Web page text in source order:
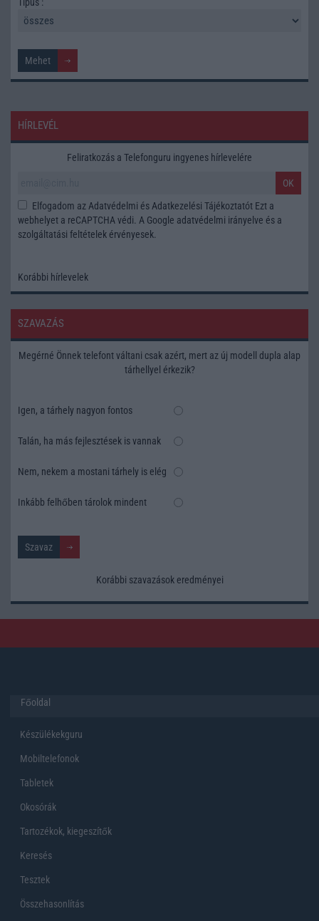
HÍRLEVÉL
Feliratkozás a Telefonguru ingyenes hírlevelére
OK
Elfogadom az Adatvédelmi és Adatkezelési Tájékoztatót Ezt a
webhelyet a reCAPTCHA védi. A Google adatvédelmi irányelve és a
szolgáltatási feltételek érvényesek.
Korábbi hírlevelek
SZAVAZÁS
Megérné Önnek telefont váltani csak azért, mert az új modell dupla alap
tárhellyel érkezik?
Igen, a tárhely nagyon fontos
Talán, ha más fejlesztések is vannak
Nem, nekem a mostani tárhely is elég
Inkább felhőben tárolok mindent
Korábbi szavazások eredményei
Főoldal
Készülékekguru
Mobiltelefonok
Tabletek
Okosórák
Tartozékok, kiegeszítők
Keresés
Tesztek
Összehasonlítás